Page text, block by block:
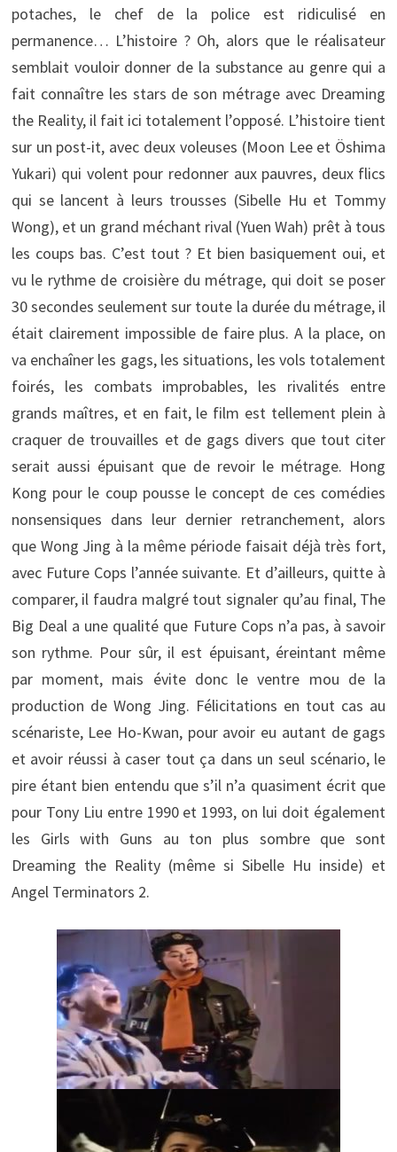
potaches, le chef de la police est ridiculisé en
permanence… L’histoire ? Oh, alors que le réalisateur
semblait vouloir donner de la substance au genre qui a
fait connaître les stars de son métrage avec Dreaming
the Reality, il fait ici totalement l’opposé. L’histoire tient
sur un post-it, avec deux voleuses (Moon Lee et Öshima
Yukari) qui volent pour redonner aux pauvres, deux flics
qui se lancent à leurs trousses (Sibelle Hu et Tommy
Wong), et un grand méchant rival (Yuen Wah) prêt à tous
les coups bas. C’est tout ? Et bien basiquement oui, et
vu le rythme de croisière du métrage, qui doit se poser
30 secondes seulement sur toute la durée du métrage, il
était clairement impossible de faire plus. A la place, on
va enchaîner les gags, les situations, les vols totalement
foirés, les combats improbables, les rivalités entre
grands maîtres, et en fait, le film est tellement plein à
craquer de trouvailles et de gags divers que tout citer
serait aussi épuisant que de revoir le métrage. Hong
Kong pour le coup pousse le concept de ces comédies
nonsensiques dans leur dernier retranchement, alors
que Wong Jing à la même période faisait déjà très fort,
avec Future Cops l’année suivante. Et d’ailleurs, quitte à
comparer, il faudra malgré tout signaler qu’au final, The
Big Deal a une qualité que Future Cops n’a pas, à savoir
son rythme. Pour sûr, il est épuisant, éreintant même
par moment, mais évite donc le ventre mou de la
production de Wong Jing. Félicitations en tout cas au
scénariste, Lee Ho-Kwan, pour avoir eu autant de gags
et avoir réussi à caser tout ça dans un seul scénario, le
pire étant bien entendu que s’il n’a quasiment écrit que
pour Tony Liu entre 1990 et 1993, on lui doit également
les Girls with Guns au ton plus sombre que sont
Dreaming the Reality (même si Sibelle Hu inside) et
Angel Terminators 2.